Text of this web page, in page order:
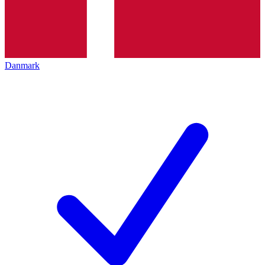
Danmark